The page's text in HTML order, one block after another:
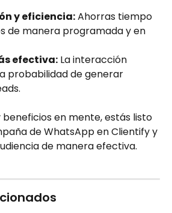
y eficiencia: Ahorras tiempo
de manera programada y en
efectiva: La interacción
probabilidad de generar
beneficios en mente, estás listo
de WhatsApp en Clientify y
de manera efectiva.